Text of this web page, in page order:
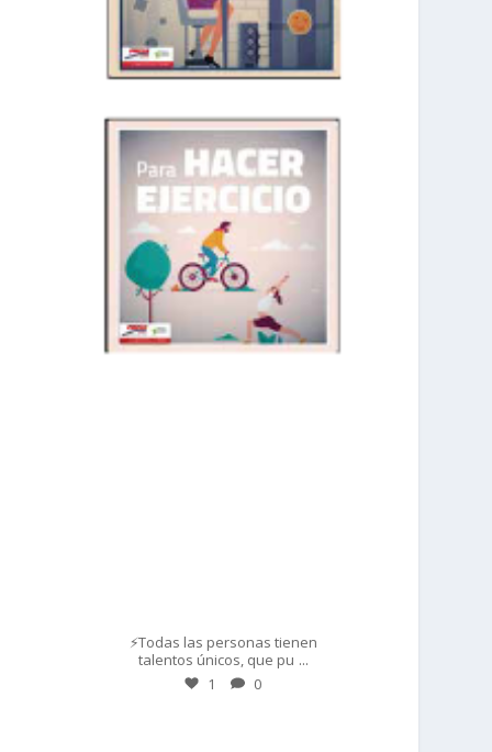
⚡Todas las personas tienen
talentos únicos, que pu ...
1 0